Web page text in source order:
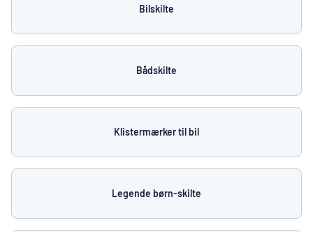
Bilskilte
Bådskilte
Klistermærker til bil
Legende børn-skilte